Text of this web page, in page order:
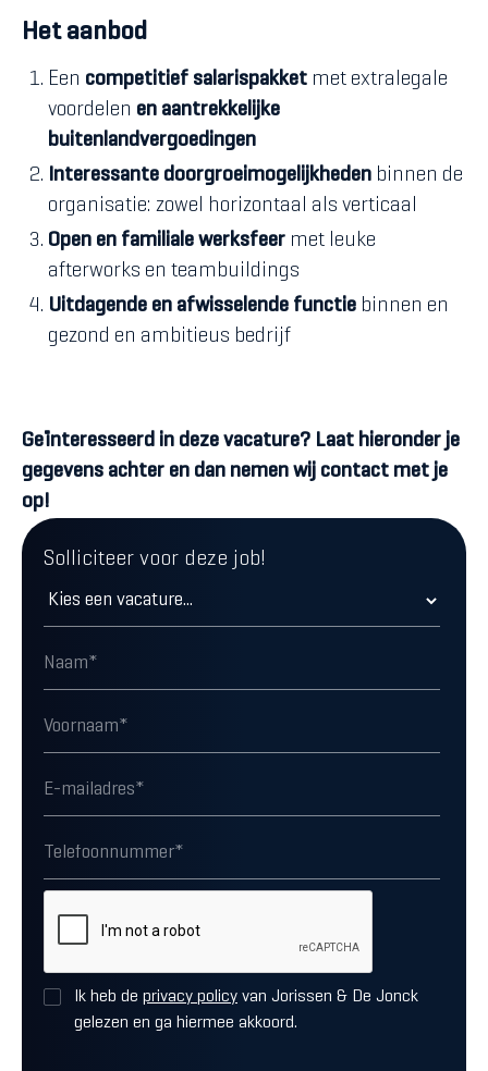
Het aanbod
Een competitief salarispakket met extralegale
voordelen en aantrekkelijke
buitenlandvergoedingen
Interessante doorgroeimogelijkheden binnen de
organisatie: zowel horizontaal als verticaal
Open en familiale werksfeer met leuke
afterworks en teambuildings
Uitdagende en afwisselende functie binnen en
gezond en ambitieus bedrijf
Geïnteresseerd in deze vacature? Laat hieronder je
gegevens achter en dan nemen wij contact met je
op!
Solliciteer voor deze job!
Ik heb de privacy policy van Jorissen & De Jonck
gelezen en ga hiermee akkoord.